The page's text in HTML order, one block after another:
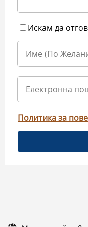
Искам да
Политика за